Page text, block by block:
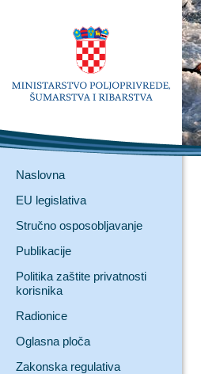
Naslovna
EU legislativa
Stručno osposobljavanje
Publikacije
Politika zaštite privatnosti
korisnika
Radionice
Oglasna ploča
Zakonska regulativa